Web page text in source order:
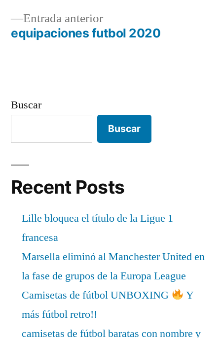
entradas
Entrada anteriorEntrada
anterior:
equipaciones futbol 2020
Buscar
Buscar
Recent Posts
Lille bloquea el título de la Ligue 1
francesa
Marsella eliminó al Manchester United en
la fase de grupos de la Europa League
Camisetas de fútbol UNBOXING
Y
más fútbol retro!!
camisetas de fútbol baratas con nombre y